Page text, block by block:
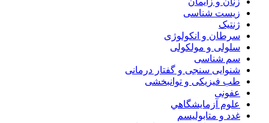
زیست شناسی
ژنتیک
سرطان و انکولوژی
سلولی و مولکولی
سم شناسی
شنوایی سنجی و گفتار درمانی
طب فیزیکی و توانبخشی
عفونی
علوم آزمايشگاهي
غدد و متابولیسم